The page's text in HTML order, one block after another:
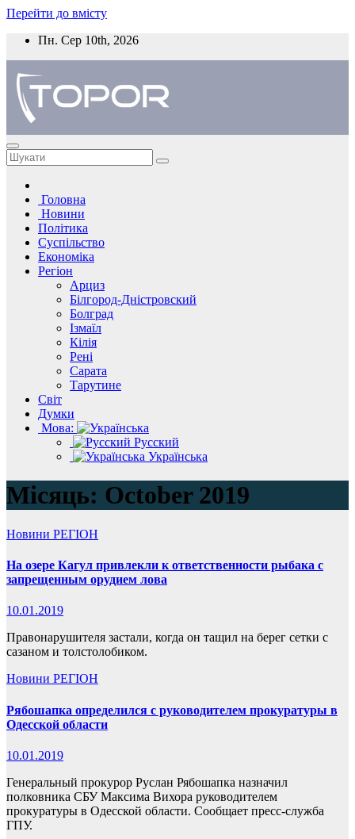
Перейти до вмісту
Пн. Сер 10th, 2026
Головна
Новини
Політика
Суспільство
Економіка
Регіон
Арциз
Білгород-Дністровский
Болград
Ізмаїл
Кілія
Рені
Сарата
Тарутине
Світ
Думки
Мова:
Русский
Українська
Місяць: October 2019
Новини РЕГІОН
На озере Кагул привлекли к ответственности рыбака с
запрещенным орудием лова
10.01.2019
Правонарушителя застали, когда он тащил на берег сетки с
сазаном и толстолобиком.
Новини РЕГІОН
Рябошапка определился с руководителем прокуратуры в
Одесской области
10.01.2019
Генеральный прокурор Руслан Рябошапка назначил
полковника СБУ Максима Вихора руководителем
прокуратуры в Одесской области. Сообщает пресс-служба
ГПУ.